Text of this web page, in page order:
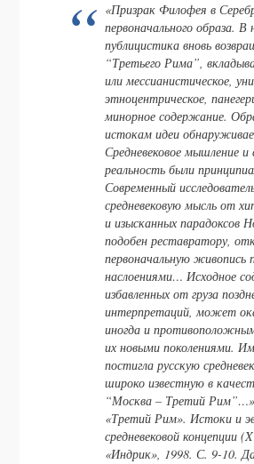
«Призрак Филофея в
первоначального образа.
публицистика вновь
“Третьего Рима”,
или мессианистическое,
этноцентрическое,
минорное содержание.
истокам идеи
Средневековое мышление
реальность были
Современный
средневековую мысль от
и изысканных парадоксов
подобен реставратору,
первоначальную живопись
наслоениями… Исходное
избавленных от груза
интерпретаций, может
иногда и
их новыми поколениями.
постигла русскую
широко известную в
“Москва – Третий
«Третий Рим». Истоки и
средневековой концепции
«Индрик», 1998. С. 9-10.